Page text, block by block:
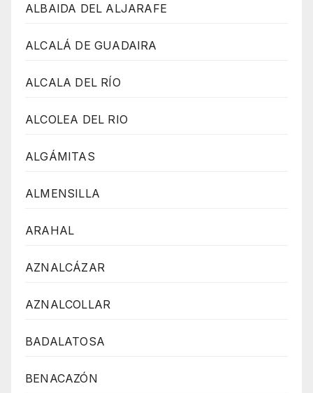
ALBAIDA DEL ALJARAFE
ALCALÁ DE GUADAIRA
ALCALA DEL RÍO
ALCOLEA DEL RIO
ALGÁMITAS
ALMENSILLA
ARAHAL
AZNALCÁZAR
AZNALCOLLAR
BADALATOSA
BENACAZÓN